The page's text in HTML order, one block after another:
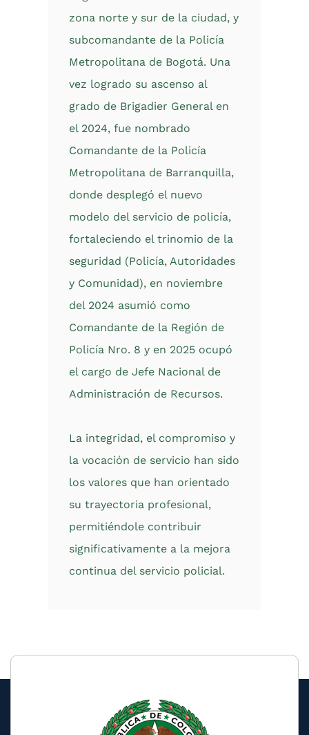
zona norte y sur de la ciudad, y
subcomandante de la Policía
Metropolitana de Bogotá. Una
vez logrado su ascenso al
grado de Brigadier General en
el 2024, fue nombrado
Comandante de la Policía
Metropolitana de Barranquilla,
donde desplegó el nuevo
modelo del servicio de policía,
fortaleciendo el trinomio de la
seguridad (Policía, Autoridades
y Comunidad), en noviembre
del 2024 asumió como
Comandante de la Región de
Policía Nro. 8 y en 2025 ocupó
el cargo de Jefe Nacional de
Administración de Recursos.
La integridad, el compromiso y
la vocación de servicio han sido
los valores que han orientado
su trayectoria profesional,
permitiéndole contribuir
significativamente a la mejora
continua del servicio policial.